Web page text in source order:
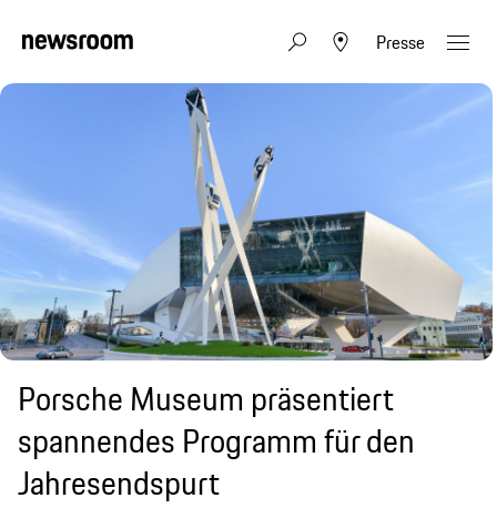
Presse
Porsche Museum präsentiert
spannendes Programm für den
Jahresendspurt